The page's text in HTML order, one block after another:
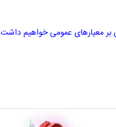
بر معیارهای عمومی خواهیم داشت ....